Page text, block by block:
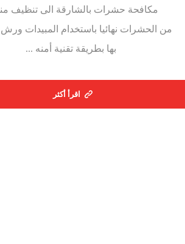
مكافحة حشرات بالشارقة الى تنظيف
من الحشرات نهائيا باستخدام المبيدات ورش
بها بطريقة تقنية أمنه ...
اقرأ أكثر